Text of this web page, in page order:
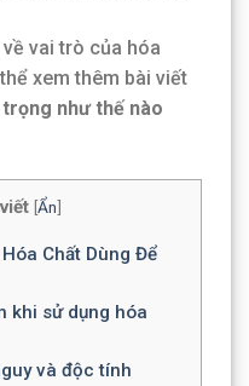
vai trò của hóa
xem thêm bài viết
trọng như thế nào
[Ẩn]
Chất Dùng Để
khi sử dụng hóa
và độc tính